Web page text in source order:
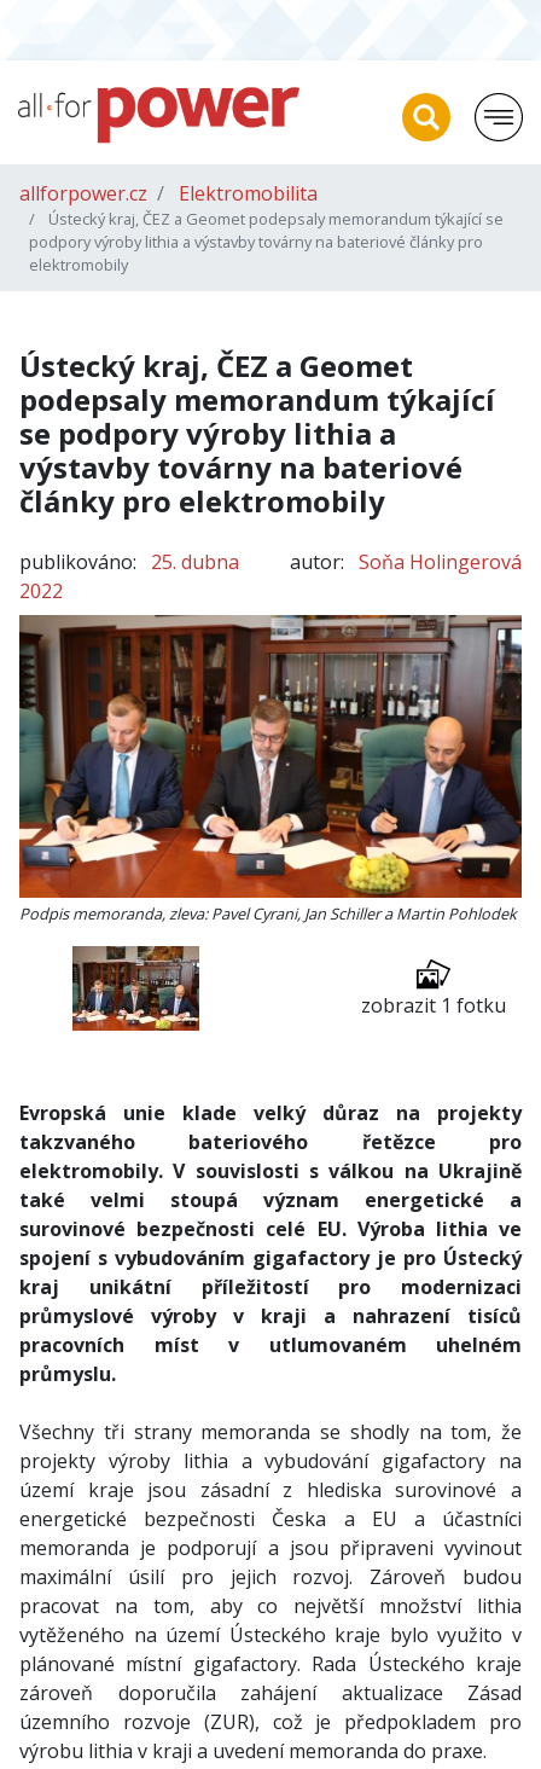
allforpower.cz Elektromobilita
Ústecký kraj, ČEZ a Geomet podepsaly memorandum týkající se
podpory výroby lithia a výstavby továrny na bateriové články pro
elektromobily
Ústecký kraj, ČEZ a Geomet
podepsaly memorandum týkající
se podpory výroby lithia a
výstavby továrny na bateriové
články pro elektromobily
publikováno:
25. dubna
2022
autor: Soňa Holingerová
Podpis memoranda, zleva: Pavel Cyrani, Jan Schiller a Martin Pohlodek
zobrazit 1 fotku
Evropská unie klade velký důraz na projekty
takzvaného bateriového řetězce pro
elektromobily. V souvislosti s válkou na Ukrajině
také velmi stoupá význam energetické a
surovinové bezpečnosti celé EU. Výroba lithia ve
spojení s vybudováním gigafactory je pro Ústecký
kraj unikátní příležitostí pro modernizaci
průmyslové výroby v kraji a nahrazení tisíců
pracovních míst v utlumovaném uhelném
průmyslu.
Všechny tři strany memoranda se shodly na tom, že
projekty výroby lithia a vybudování gigafactory na
území kraje jsou zásadní z hlediska surovinové a
energetické bezpečnosti Česka a EU a účastníci
memoranda je podporují a jsou připraveni vyvinout
maximální úsilí pro jejich rozvoj. Zároveň budou
pracovat na tom, aby co největší množství lithia
vytěženého na území Ústeckého kraje bylo využito v
plánované místní gigafactory. Rada Ústeckého kraje
zároveň doporučila zahájení aktualizace Zásad
územního rozvoje (ZUR), což je předpokladem pro
výrobu lithia v kraji a uvedení memoranda do praxe.